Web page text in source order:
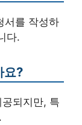
서를 작성하
다.
요?
되지만, 특